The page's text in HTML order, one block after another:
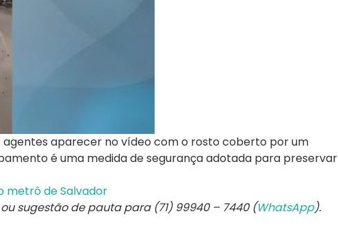
aparecer no vídeo com o rosto coberto por um
é uma medida de segurança adotada para preservar
metrô de Salvador
sugestão de pauta para (71) 99940 – 7440 (WhatsApp).